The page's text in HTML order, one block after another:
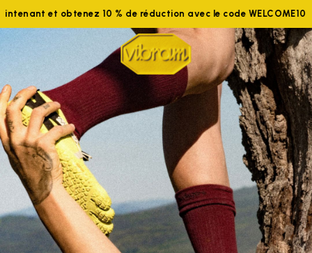
et obtenez 10 % de réduction avec le code WELCOME10